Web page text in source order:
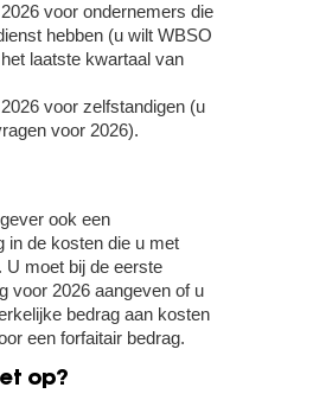
voor ondernemers die
hebben (u wilt WBSO
laatste kwartaal van
voor zelfstandigen (u
voor 2026).
ook een
in de kosten die u met
U moet bij de eerste
voor 2026 aangeven of u
bedrag aan kosten
een forfaitair bedrag.
op?